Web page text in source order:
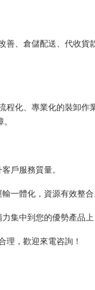
善、倉儲配送、代收貨
程化、專業化的裝卸
戶服務質量。
一體化，資源有效整合
集中到您的優勢產品上
理，歡迎來電咨詢！